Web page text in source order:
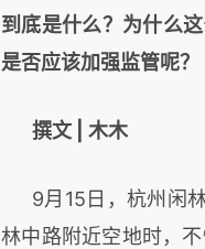
到底是什么？为什么
是否应该加强监管呢？
撰文 | 木木
9月15日，杭州闲
林中路附近空地时，